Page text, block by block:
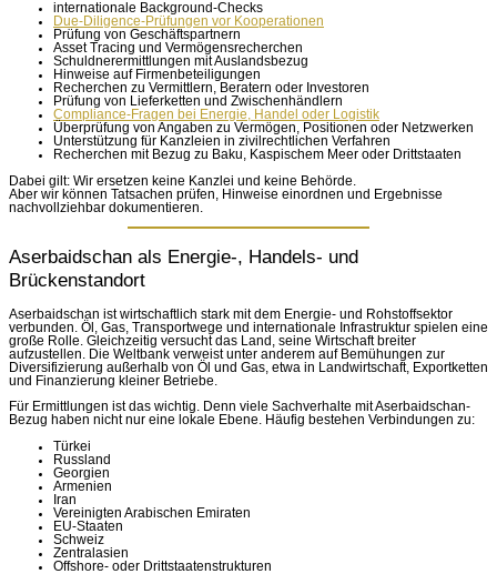
internationale Background-Checks
Due-Diligence-Prüfungen vor Kooperationen
Prüfung von Geschäftspartnern
Asset Tracing und Vermögensrecherchen
Schuldnerermittlungen mit Auslandsbezug
Hinweise auf Firmenbeteiligungen
Recherchen zu Vermittlern, Beratern oder Investoren
Prüfung von Lieferketten und Zwischenhändlern
Compliance-Fragen bei Energie, Handel oder Logistik
Überprüfung von Angaben zu Vermögen, Positionen oder Netzwerken
Unterstützung für Kanzleien in zivilrechtlichen Verfahren
Recherchen mit Bezug zu Baku, Kaspischem Meer oder Drittstaaten
Dabei gilt: Wir ersetzen keine Kanzlei und keine Behörde.
Aber wir können Tatsachen prüfen, Hinweise einordnen und Ergebnisse
nachvollziehbar dokumentieren.
Aserbaidschan als Energie-, Handels- und
Brückenstandort
Aserbaidschan ist wirtschaftlich stark mit dem Energie- und Rohstoffsektor
verbunden. Öl, Gas, Transportwege und internationale Infrastruktur spielen eine
große Rolle. Gleichzeitig versucht das Land, seine Wirtschaft breiter
aufzustellen. Die Weltbank verweist unter anderem auf Bemühungen zur
Diversifizierung außerhalb von Öl und Gas, etwa in Landwirtschaft, Exportketten
und Finanzierung kleiner Betriebe.
Für Ermittlungen ist das wichtig. Denn viele Sachverhalte mit Aserbaidschan-
Bezug haben nicht nur eine lokale Ebene. Häufig bestehen Verbindungen zu:
Türkei
Russland
Georgien
Armenien
Iran
Vereinigten Arabischen Emiraten
EU-Staaten
Schweiz
Zentralasien
Offshore- oder Drittstaatenstrukturen